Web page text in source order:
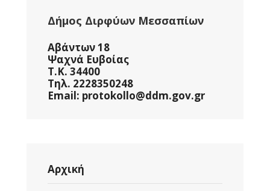
Δήμος Διρφύων Μεσσαπίων
Αβάντων 18
Ψαχνά Ευβοίας
Τ.Κ. 34400
Τηλ. 2228350248
Email: protokollo@ddm.gov.gr
Αρχική